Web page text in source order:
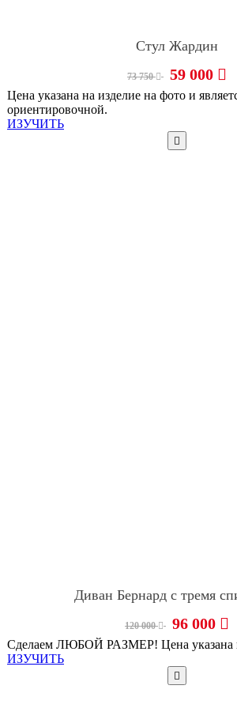
Стул Жардин
73 750 59 000
Цена указана на изделие на фото и
ориентировочной.
ИЗУЧИТЬ
Диван Бернард с тремя
120 000 96 000
Сделаем ЛЮБОЙ РАЗМЕР! Цена указана
ИЗУЧИТЬ